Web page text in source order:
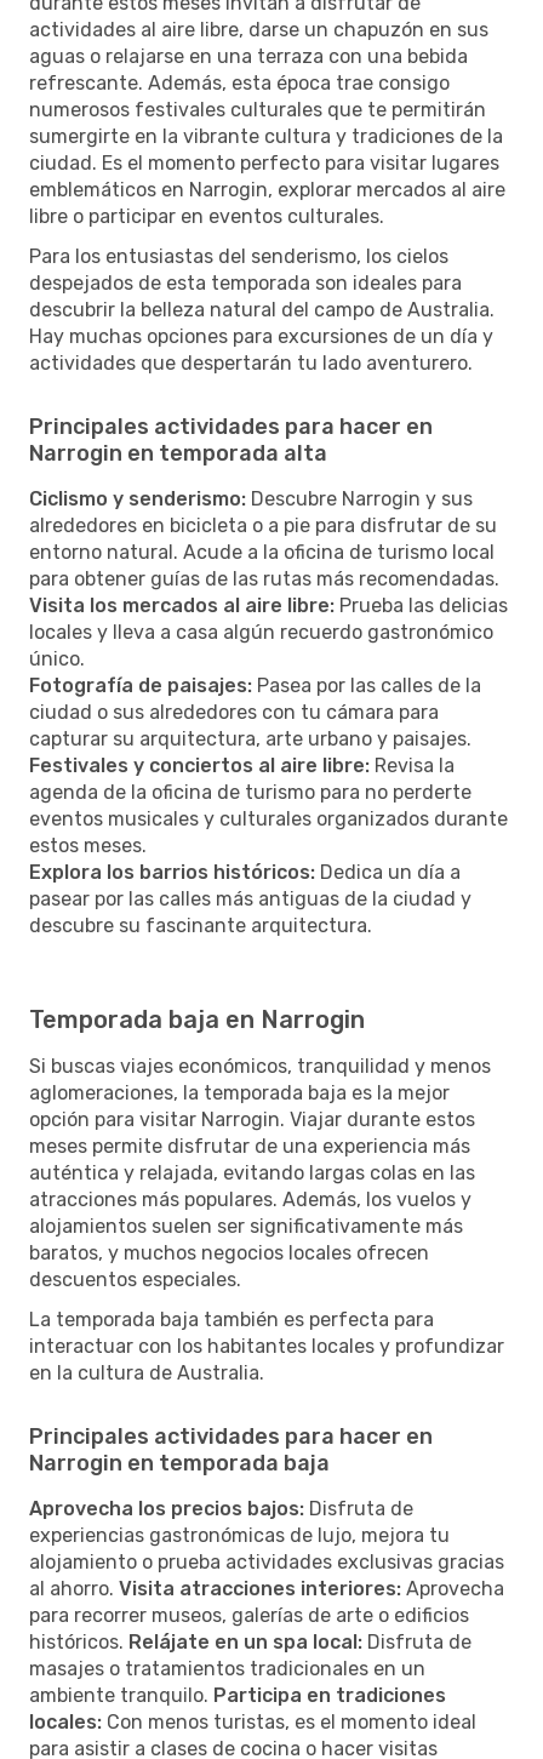
actividades al aire libre, darse un chapuzón en sus
aguas o relajarse en una terraza con una bebida
refrescante. Además, esta época trae consigo
numerosos festivales culturales que te permitirán
sumergirte en la vibrante cultura y tradiciones de la
ciudad. Es el momento perfecto para visitar lugares
emblemáticos en Narrogin, explorar mercados al aire
libre o participar en eventos culturales.
Para los entusiastas del senderismo, los cielos
despejados de esta temporada son ideales para
descubrir la belleza natural del campo de Australia.
Hay muchas opciones para excursiones de un día y
actividades que despertarán tu lado aventurero.
Principales actividades para hacer en
Narrogin en temporada alta
Ciclismo y senderismo: Descubre Narrogin y sus
alrededores en bicicleta o a pie para disfrutar de su
entorno natural. Acude a la oficina de turismo local
para obtener guías de las rutas más recomendadas.
Visita los mercados al aire libre: Prueba las delicias
locales y lleva a casa algún recuerdo gastronómico
único.
Fotografía de paisajes: Pasea por las calles de la
ciudad o sus alrededores con tu cámara para
capturar su arquitectura, arte urbano y paisajes.
Festivales y conciertos al aire libre: Revisa la
agenda de la oficina de turismo para no perderte
eventos musicales y culturales organizados durante
estos meses.
Explora los barrios históricos: Dedica un día a
pasear por las calles más antiguas de la ciudad y
descubre su fascinante arquitectura.
Temporada baja en Narrogin
Si buscas viajes económicos, tranquilidad y menos
aglomeraciones, la temporada baja es la mejor
opción para visitar Narrogin. Viajar durante estos
meses permite disfrutar de una experiencia más
auténtica y relajada, evitando largas colas en las
atracciones más populares. Además, los vuelos y
alojamientos suelen ser significativamente más
baratos, y muchos negocios locales ofrecen
descuentos especiales.
La temporada baja también es perfecta para
interactuar con los habitantes locales y profundizar
en la cultura de Australia.
Principales actividades para hacer en
Narrogin en temporada baja
Aprovecha los precios bajos: Disfruta de
experiencias gastronómicas de lujo, mejora tu
alojamiento o prueba actividades exclusivas gracias
al ahorro. Visita atracciones interiores: Aprovecha
para recorrer museos, galerías de arte o edificios
históricos. Relájate en un spa local: Disfruta de
masajes o tratamientos tradicionales en un
ambiente tranquilo. Participa en tradiciones
locales: Con menos turistas, es el momento ideal
para asistir a clases de cocina o hacer visitas